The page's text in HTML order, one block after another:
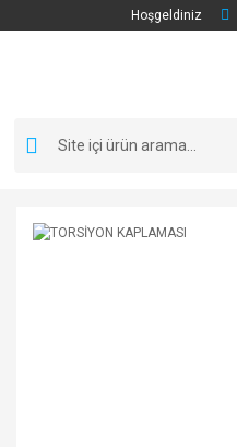
Hoşgeldiniz